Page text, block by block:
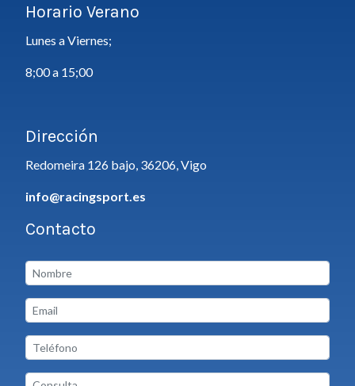
Horario Verano
Lunes a Viernes;
8;00 a 15;00
Dirección
Redomeira 126 bajo, 36206, Vigo
info@racingsport.es
Contacto